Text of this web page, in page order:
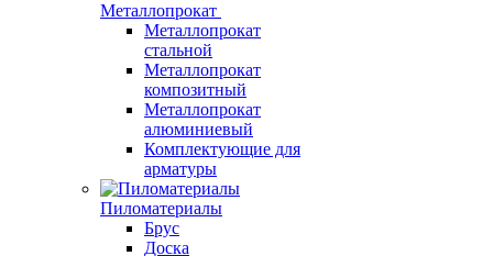
Металлопрокат
Металлопрокат
стальной
Металлопрокат
композитный
Металлопрокат
алюминиевый
Комплектующие для
арматуры
Пиломатериалы
Брус
Доска